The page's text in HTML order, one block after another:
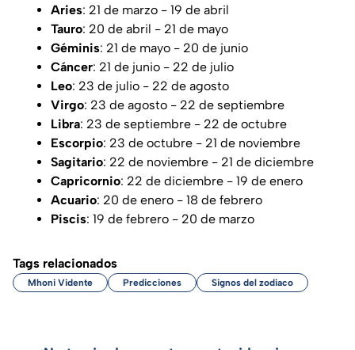
Aries: 21 de marzo - 19 de abril
Tauro: 20 de abril - 21 de mayo
Géminis: 21 de mayo - 20 de junio
Cáncer: 21 de junio - 22 de julio
Leo: 23 de julio - 22 de agosto
Virgo: 23 de agosto - 22 de septiembre
Libra: 23 de septiembre - 22 de octubre
Escorpio: 23 de octubre - 21 de noviembre
Sagitario: 22 de noviembre - 21 de diciembre
Capricornio: 22 de diciembre - 19 de enero
Acuario: 20 de enero - 18 de febrero
Piscis: 19 de febrero - 20 de marzo
Tags relacionados
Mhoni Vidente Predicciones Signos del zodiaco